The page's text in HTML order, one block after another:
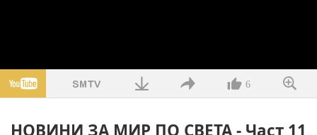
6
НОВИНИ ЗА МИР ПО СВЕТА - Част 11